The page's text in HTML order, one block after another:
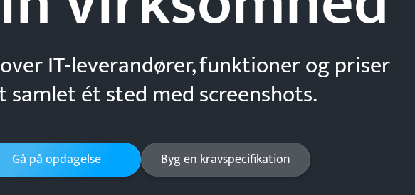
IT-leverandører, funktioner og priser
samlet ét sted med screenshots.
Gå på opdagelse Byg en kravspecifikation